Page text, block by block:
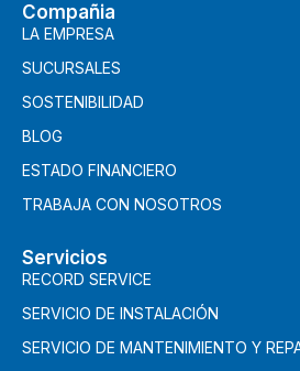
Compañia
LA EMPRESA
SUCURSALES
SOSTENIBILIDAD
BLOG
ESTADO FINANCIERO
TRABAJA CON NOSOTROS
Servicios
RECORD SERVICE
SERVICIO DE INSTALACIÓN
SERVICIO DE MANTENIMIENTO Y